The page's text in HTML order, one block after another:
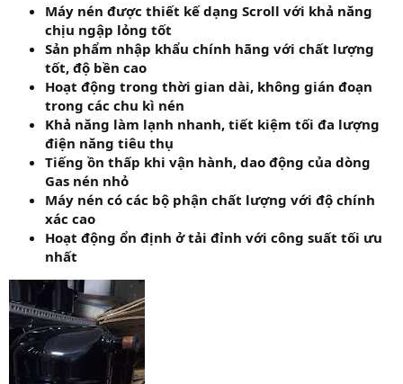
Máy nén được thiết kế dạng Scroll với khả năng
chịu ngập lỏng tốt
Sản phẩm nhập khẩu chính hãng với chất lượng
tốt, độ bền cao
Hoạt động trong thời gian dài, không gián đoạn
trong các chu kì nén
Khả năng làm lạnh nhanh, tiết kiệm tối đa lượng
điện năng tiêu thụ
Tiếng ồn thấp khi vận hành, dao động của dòng
Gas nén nhỏ
Máy nén có các bộ phận chất lượng với độ chính
xác cao
Hoạt động ổn định ở tải đỉnh với công suất tối ưu
nhất